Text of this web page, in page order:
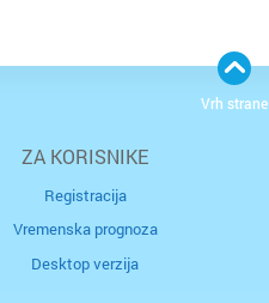
ZA KORISNIKE
Registracija
Vremenska prognoza
Desktop verzija
Vrh strane